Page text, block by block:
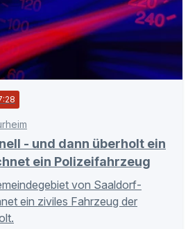
- und dann überholt ein
ein Polizeifahrzeug
von Saaldorf-
ein ziviles Fahrzeug der